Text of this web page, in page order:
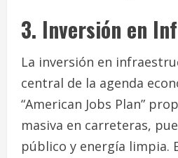
3. Inversión en
La inversión en
central de la agenda
“American Jobs Plan”
masiva en carreteras,
público y energía limpia.